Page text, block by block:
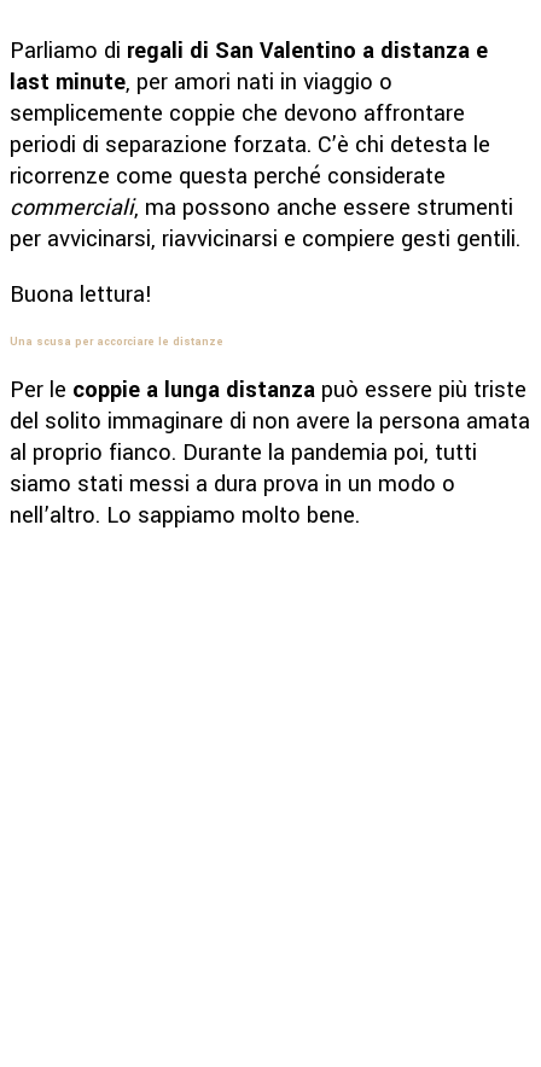
Parliamo di regali di San Valentino a distanza e
last minute, per amori nati in viaggio o
semplicemente coppie che devono affrontare
periodi di separazione forzata. C’è chi detesta le
ricorrenze come questa perché considerate
commerciali, ma possono anche essere strumenti
per avvicinarsi, riavvicinarsi e compiere gesti gentili.
Buona lettura!
Una scusa per accorciare le distanze
Per le coppie a lunga distanza può essere più triste
del solito immaginare di non avere la persona amata
al proprio fianco. Durante la pandemia poi, tutti
siamo stati messi a dura prova in un modo o
nell’altro. Lo sappiamo molto bene.